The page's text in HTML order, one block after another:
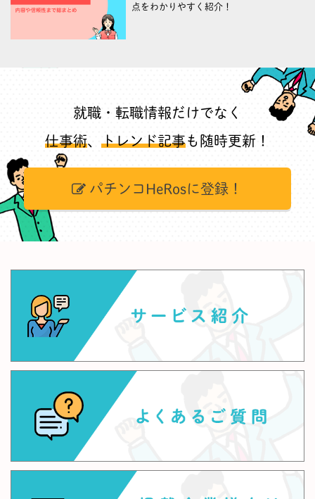
点をわかりやすく紹介！
就職・転職情報だけでなく
仕事術、 トレンド記事も随時更新！
パチンコHeRosに登録！